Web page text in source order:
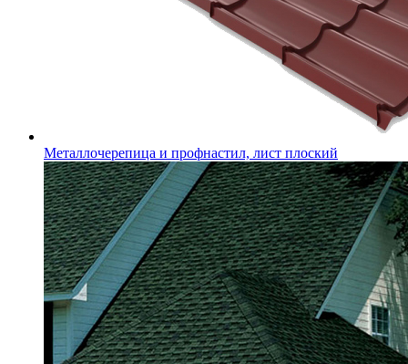
Металлочерепица и профнастил, лист плоский